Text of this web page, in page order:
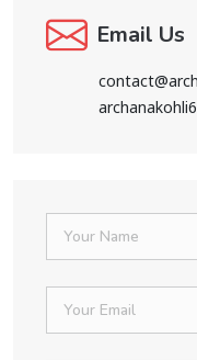
Email Us